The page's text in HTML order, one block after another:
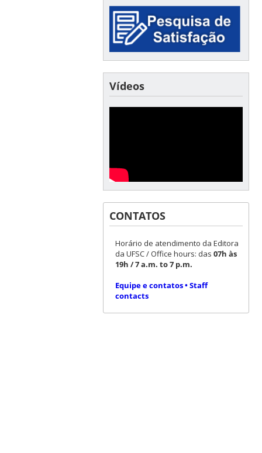
Vídeos
CONTATOS
Horário de atendimento da Editora
da UFSC / Office hours: das 07h às
19h / 7 a.m. to 7 p.m.
Equipe e contatos • Staff
contacts